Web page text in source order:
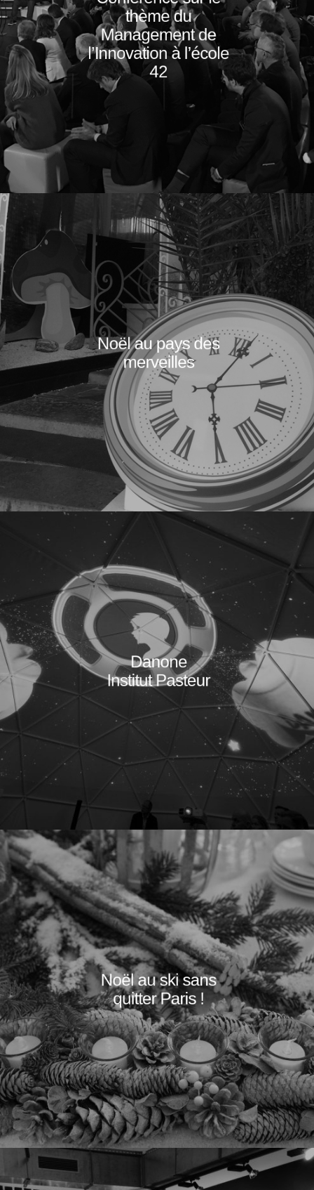
thème du
Management de
l’Innovation à l’école
42
Noël au pays des
merveilles
Danone
Institut Pasteur
Noël au ski sans
quitter Paris !